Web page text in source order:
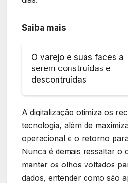
Saiba mais
O varejo e suas faces a
serem construídas e
descontruídas
A digitalização otimiza os
tecnologia, além de
operacional e o retorno
Nunca é demais ressaltar o
manter os olhos voltados
dados, entender como são